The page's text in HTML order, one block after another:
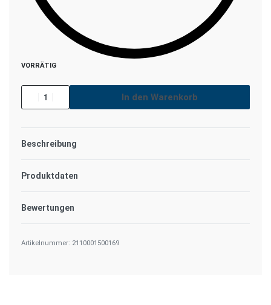
VORRÄTIG
In den Warenkorb
Beschreibung
Produktdaten
Bewertungen
2110001500169